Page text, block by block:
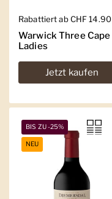
Regulärer Preis
Rabattiert ab CHF 14.90
Warwick Three Cape
Ladies
Jetzt kaufen
BIS ZU -25%
NEU